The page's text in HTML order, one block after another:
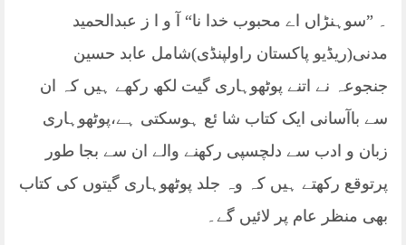
۔ ”سوہنڑاں اے محبوب خدا نا“ آ و ا ز عبدالحمید
مدنی(ریڈیو پاکستان راولپنڈی)شامل عابد حسین
جنجوعہ نے اتنے پوٹھوہاری گیت لکھ رکھے ہیں کہ ان
سے باآسانی ایک کتاب شا ئع ہوسکتی ہے،پوٹھوہاری
زبان و ادب سے دلچسپی رکھنے والے ان سے بجا طور
پرتوقع رکھتے ہیں کہ وہ جلد پوٹھوہاری گیتوں کی کتاب
بھی منظر عام پر لائیں گے۔